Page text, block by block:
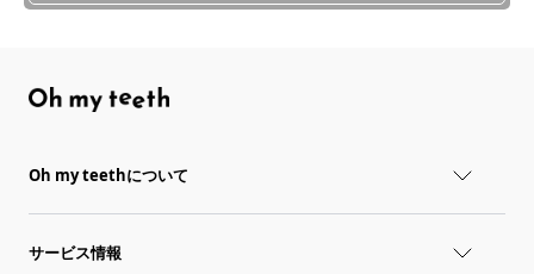
Oh my teethについて
サービス情報